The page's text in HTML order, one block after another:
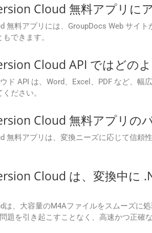
Cloud 無料アプリに
無料アプリには、GroupDocs Web サイ
できます。
Cloud API ではどの
ド API は、Word、Excel、PDF など、
ださい。
Cloud 無料アプリの
無料アプリは、変換ニーズに応じて信
Cloud は、変換中に
は、大容量のM4Aファイルをスムーズに
題を引き起こすことなく、高速かつ正確